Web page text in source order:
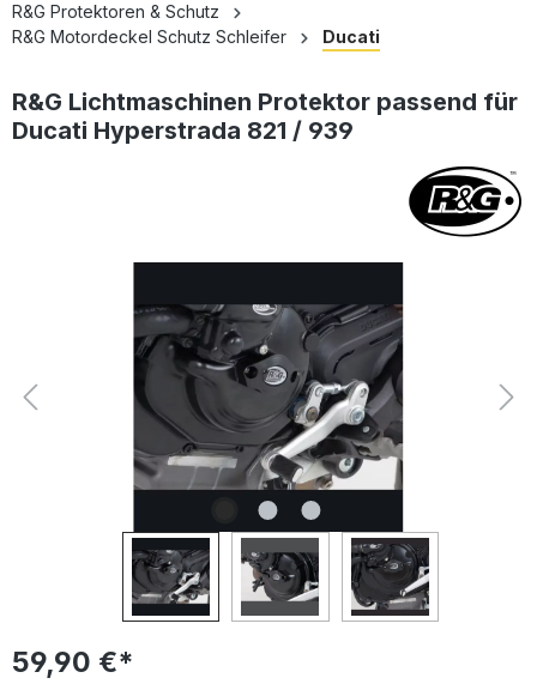
R&G Protektoren & Schutz
R&G Motordeckel Schutz Schleifer
Ducati
R&G Lichtmaschinen Protektor passend für
Ducati Hyperstrada 821 / 939
59,90 €*